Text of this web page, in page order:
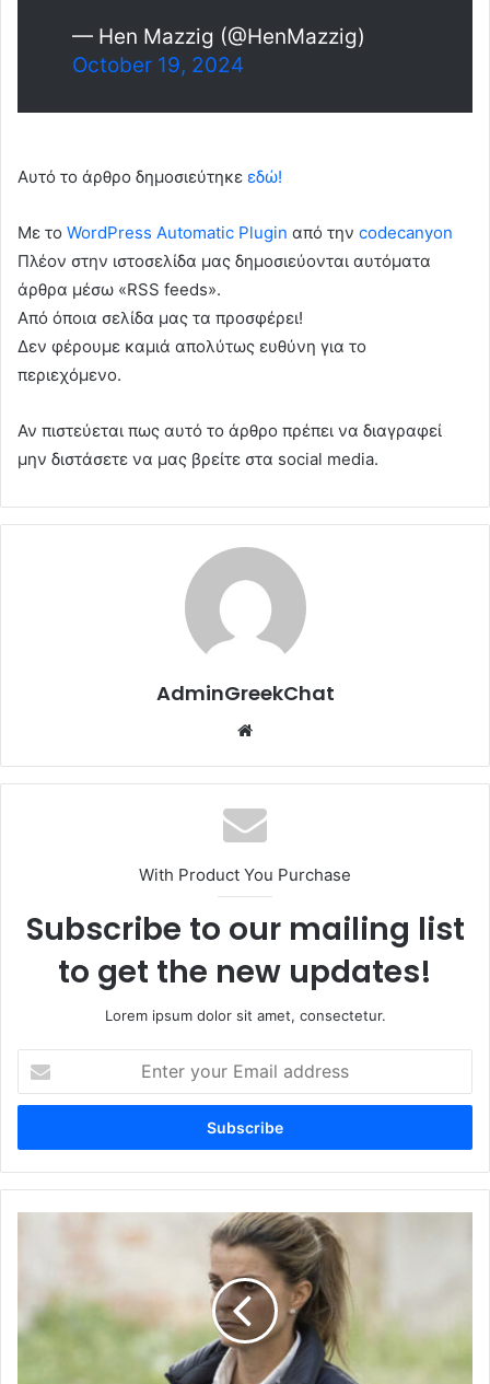
— Hen Mazzig (@HenMazzig)
October 19, 2024
Αυτό το άρθρο δημοσιεύτηκε εδώ!
Με το WordPress Automatic Plugin από την codecanyon
Πλέον στην ιστοσελίδα μας δημοσιεύονται αυτόματα
άρθρα μέσω «RSS feeds».
Από όποια σελίδα μας τα προσφέρει!
Δεν φέρουμε καμιά απολύτως ευθύνη για το
περιεχόμενο.
Αν πιστεύεται πως αυτό το άρθρο πρέπει να διαγραφεί
μην διστάσετε να μας βρείτε στα social media.
AdminGreekChat
With Product You Purchase
Subscribe to our mailing list
to get the new updates!
Lorem ipsum dolor sit amet, consectetur.
your
Email